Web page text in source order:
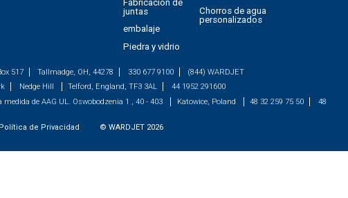
Fabricación de
juntas
embalaje
Piedra y vidrio
Chorros de agua
personalizados
517 Tallmadge, OH, 44278 330 677 9100
(844) WARDJET
Nedge Hill Telford, England, TF3 3AL
44 1952 291600
medida de AAG UL. Oswobodzenia 1 , 40 - 403 Katowice, Poland 48 32 259 75 50
48
Política de Privacidad © WARDJET 2026